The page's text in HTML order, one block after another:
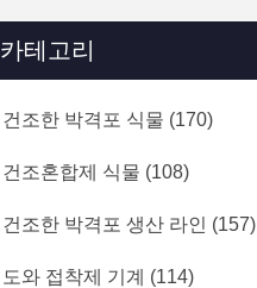
카테고리
건조한 박격포 식물 (170)
건조혼합제 식물 (108)
건조한 박격포 생산 라인 (157)
도와 접착제 기계 (114)